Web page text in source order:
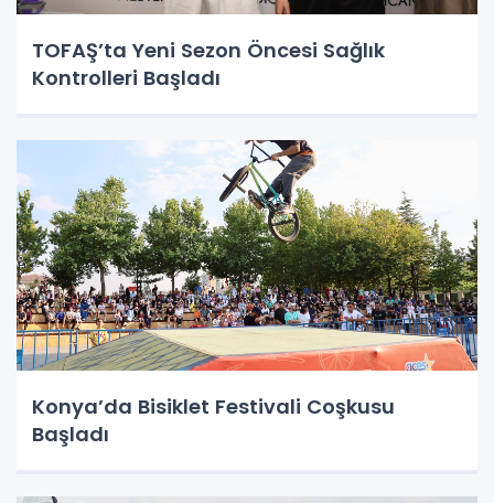
TOFAŞ’ta Yeni Sezon Öncesi Sağlık
Kontrolleri Başladı
Konya’da Bisiklet Festivali Coşkusu
Başladı